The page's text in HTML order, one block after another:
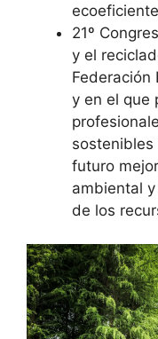
21º
y el
Federación
y en el que
sostenibles
futuro
ambiental
de los